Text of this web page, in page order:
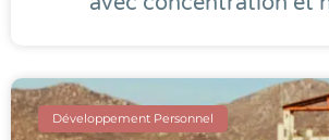
Développement Personnel